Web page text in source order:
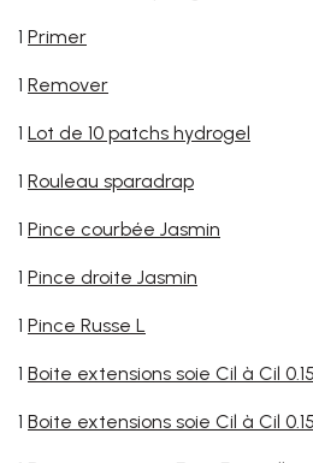
1 Primer
1 Remover
1 Lot de 10 patchs hydrogel
1 Rouleau sparadrap
1 Pince courbée Jasmin
1 Pince droite Jasmin
1 Pince Russe L
1 Boite extensions soie Cil à Cil
1 Boite extensions soie Cil à Cil